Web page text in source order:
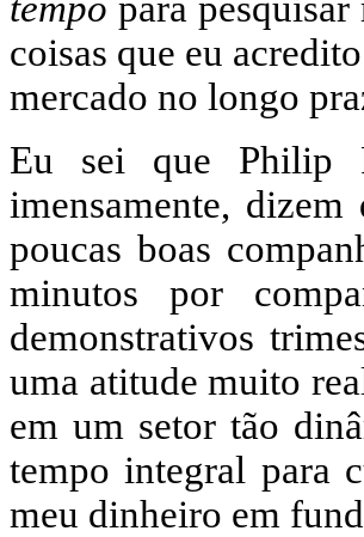
coisas que eu
mercado no longo
Eu sei que Philip
imensamente,
poucas boas
minutos por
demonstrativos
uma atitude muito
em um setor tão
tempo integral para
meu dinheiro em